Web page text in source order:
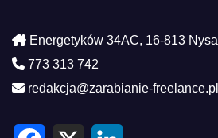
Energetyków 34AC, 16-813 Nysa
773 313 742
redakcja@zarabianie-freelance.pl
F
X